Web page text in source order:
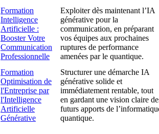
Formation
Intelligence
Artificielle :
Booster Votre
Communication
Professionnelle
Exploiter dès maintenant l’IA
générative pour la
communication, en préparant
vos équipes aux prochaines
ruptures de performance
amenées par le quantique.
Formation
Optimisation de
l'Entreprise par
l'Intelligence
Artificielle
Générative
Structurer une démarche IA
générative solide et
immédiatement rentable, tout
en gardant une vision claire
futurs apports de
quantique.